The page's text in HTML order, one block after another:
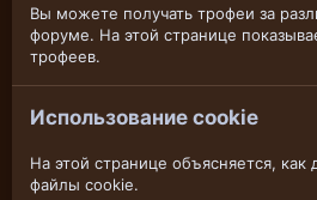
Вы можете получать трофеи за
форуме. На этой странице
трофеев.
Использование cookie
На этой странице объясняется, как
файлы cookie.